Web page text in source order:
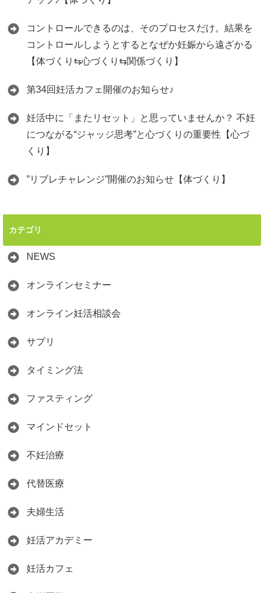
コントロールできるのは、そのプロセスだけ。結果を
コントロールしようとするとなぜか妊娠から遠ざかる
【体づくり⇆心づくり⇆関係づくり】
第34回妊活カフェ開催のお知らせ♪
妊活中に「またリセット」と思っていませんか？ 不妊
につながる“ジャッジ思考”と心づくりの重要性【心づ
くり】
”リブレチャレンジ”開催のお知らせ【体づくり】
カテゴリ
NEWS
オンラインセミナー
オンライン妊活相談会
サプリ
タイミング法
ファスティング
マインドセット
不妊治療
代替医療
夫婦生活
妊活アカデミー
妊活カフェ